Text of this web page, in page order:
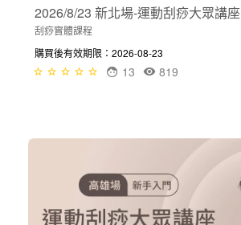
2026/8/23 新北場-運動刮痧大眾講座
刮痧實體課程
購買後有效期限：2026-08-23
819
13